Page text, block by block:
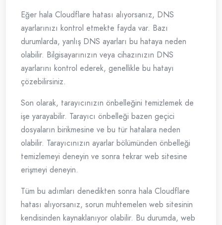
Eğer hala Cloudflare hatası alıyorsanız, DNS
ayarlarınızı kontrol etmekte fayda var. Bazı
durumlarda, yanlış DNS ayarları bu hataya neden
olabilir. Bilgisayarınızın veya cihazınızın DNS
ayarlarını kontrol ederek, genellikle bu hatayı
çözebilirsiniz.
Son olarak, tarayıcınızın önbelleğini temizlemek de
işe yarayabilir. Tarayıcı önbelleği bazen geçici
dosyaların birikmesine ve bu tür hatalara neden
olabilir. Tarayıcınızın ayarlar bölümünden önbelleği
temizlemeyi deneyin ve sonra tekrar web sitesine
erişmeyi deneyin.
Tüm bu adımları denedikten sonra hala Cloudflare
hatası alıyorsanız, sorun muhtemelen web sitesinin
kendisinden kaynaklanıyor olabilir. Bu durumda, web